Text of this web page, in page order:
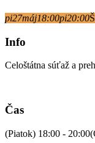
pi27máj18:00pi20:00
Info
Celoštátna súťaž a
Čas
(Piatok) 18:00 - 20:00